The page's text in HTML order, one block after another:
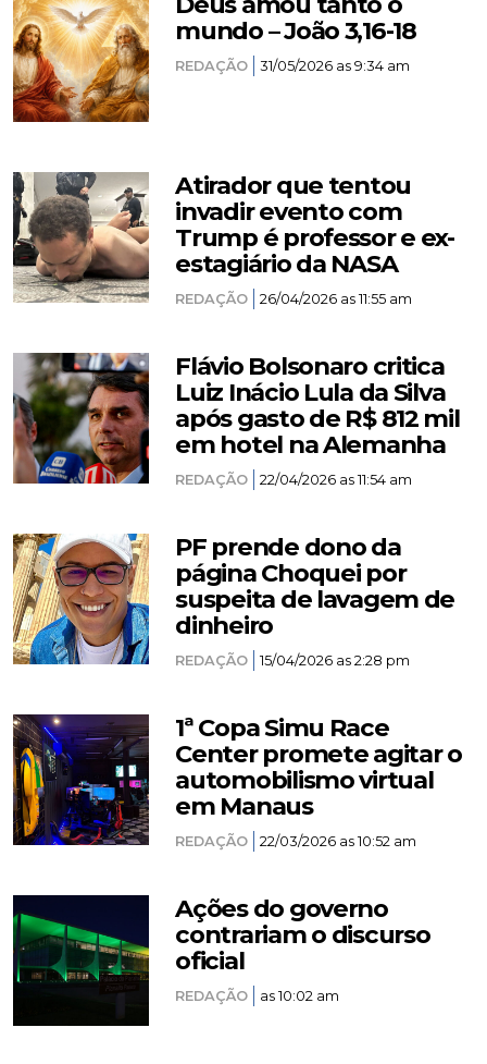
mundo – João 3,16-18
REDAÇÃO 31/05/2026 as 9:34 am
Atirador que tentou
invadir evento com
Trump é professor e ex-
estagiário da NASA
REDAÇÃO 26/04/2026 as 11:55 am
Flávio Bolsonaro critica
Luiz Inácio Lula da Silva
após gasto de R$ 812 mil
em hotel na Alemanha
REDAÇÃO 22/04/2026 as 11:54 am
PF prende dono da
página Choquei por
suspeita de lavagem de
dinheiro
REDAÇÃO 15/04/2026 as 2:28 pm
1ª Copa Simu Race
Center promete agitar o
automobilismo virtual
em Manaus
REDAÇÃO 22/03/2026 as 10:52 am
Ações do governo
contrariam o discurso
oficial
REDAÇÃO as 10:02 am